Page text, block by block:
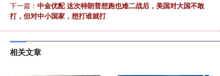
下一篇： 中金优配 这次特朗普想跑也难二战后，美国对大国不敢
打，但对中小国家，想打谁就打
相关文章